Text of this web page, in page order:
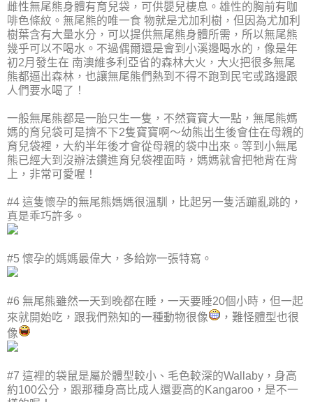
雌性無尾熊身體有育兒袋，可供嬰兒棲息。雄性的胸前有咖
啡色條紋。無尾熊的唯一食 物就是尤加利樹，但因為尤加利
樹葉含有大量水分，可以提供無尾熊身體所需，所以無尾熊
幾乎可以不喝水。不過偶爾還是會到小溪邊喝水的，像是年
初2月發生在 南澳維多利亞省的森林大火，大火把很多無尾
熊都逼出森林，也讓無尾熊們熱到不得不跑到民宅或路邊跟
人們要水喝了！
一般無尾熊都是一胎只生一隻，不然寶寶大一點，無尾熊媽
媽的育兒袋可是擠不下2隻寶寶啊～幼熊出生後會住在母親的
育兒袋裡，大約半年後才會從母親的袋中出來。等到小無尾
熊已經大到沒辦法鑽進育兒袋裡面時，媽媽就會把牠背在背
上，非常可愛喔！
#4 這隻懷孕的無尾熊媽媽很溫馴，比起另一隻活蹦亂跳的，
真是乖巧許多。
#5 懷孕的媽媽最偉大，多給妳一張特寫。
#6 無尾熊雖然一天到晚都在睡，一天要睡20個小時，但一起
來就開始吃，跟我們熟知的一種動物很像
，難怪體型也很
像
#7 這裡的袋鼠是屬於體型較小、毛色較深的Wallaby，身高
約100公分，跟那種身高比成人還要高的Kangaroo，是不一